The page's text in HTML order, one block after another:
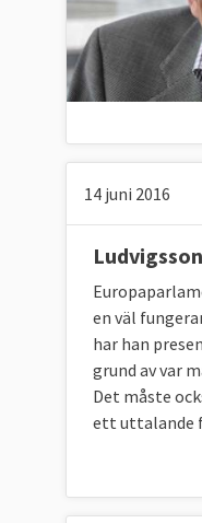
14 juni 2016
en väl
har han
grund av var
Det måste
ett uttalande